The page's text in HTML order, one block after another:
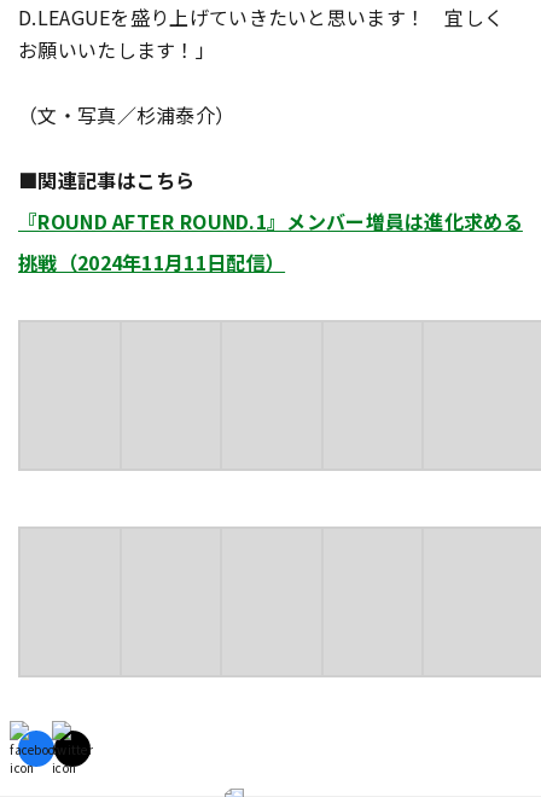
D.LEAGUEを盛り上げていきたいと思います！ 宜しく
お願いいたします！」
（文・写真／杉浦泰介）
■関連記事はこちら
『ROUND AFTER ROUND.1』メンバー増員は進化求める
挑戦（2024年11月11日配信）